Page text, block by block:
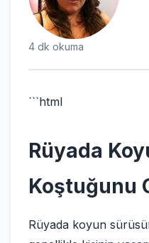
4 dk okuma
```html
Rüyada
Koştuğunu
Rüyada koyun